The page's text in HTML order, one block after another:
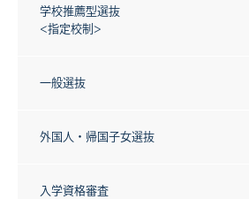
学校推薦型選抜
<指定校制>
一般選抜
外国人・帰国子女選抜
入学資格審査